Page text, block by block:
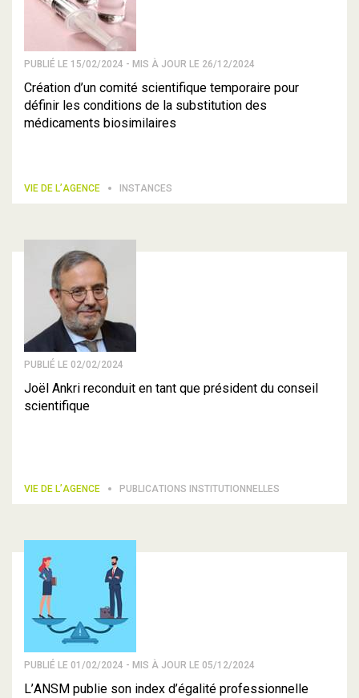
PUBLIÉ LE 15/02/2024 - MIS À JOUR LE 26/12/2024
Création d’un comité scientifique temporaire pour
définir les conditions de la substitution des
médicaments biosimilaires
VIE DE L’AGENCE INSTANCES
PUBLIÉ LE 02/02/2024
Joël Ankri reconduit en tant que président du conseil
scientifique
VIE DE L’AGENCE PUBLICATIONS INSTITUTIONNELLES
PUBLIÉ LE 01/02/2024 - MIS À JOUR LE 05/12/2024
L’ANSM publie son index d’égalité professionnelle